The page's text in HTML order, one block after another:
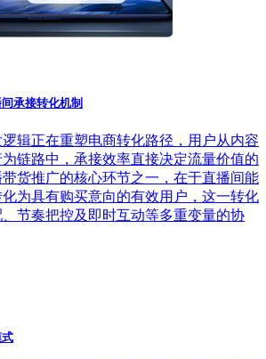
承接转化机制
辑正在重塑电商转化路径，用户从内容
链路中，承接效率直接决定流量价值的
货推广的核心环节之一，在于直播间能
为具有购买意向的有效用户，这一转化
节奏把控及即时互动等多重变量的协